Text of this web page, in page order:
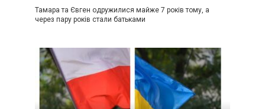
Тамара та Євген одружилися майже 7 років тому, а
через пару років стали батьками